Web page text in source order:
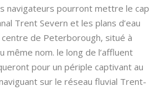
navigateurs pourront mettre le cap
Trent Severn et les plans d’eau
de Peterborough, situé à
même nom. le long de l’affluent
pour un périple captivant au
sur le réseau fluvial Trent-